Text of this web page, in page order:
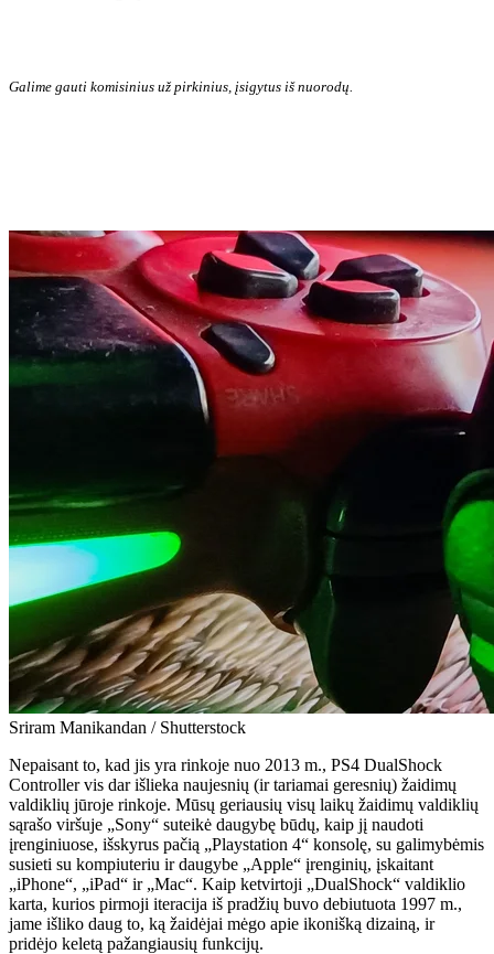
Galime gauti komisinius už pirkinius, įsigytus iš nuorodų.
Sriram Manikandan / Shutterstock
Nepaisant to, kad jis yra rinkoje nuo 2013 m., PS4 DualShock
Controller vis dar išlieka naujesnių (ir tariamai geresnių) žaidimų
valdiklių jūroje rinkoje. Mūsų geriausių visų laikų žaidimų valdiklių
sąrašo viršuje „Sony“ suteikė daugybę būdų, kaip jį naudoti
įrenginiuose, išskyrus pačią „Playstation 4“ konsolę, su galimybėmis
susieti su kompiuteriu ir daugybe „Apple“ įrenginių, įskaitant
„iPhone“, „iPad“ ir „Mac“. Kaip ketvirtoji „DualShock“ valdiklio
karta, kurios pirmoji iteracija iš pradžių buvo debiutuota 1997 m.,
jame išliko daug to, ką žaidėjai mėgo apie ikonišką dizainą, ir
pridėjo keletą pažangiausių funkcijų.